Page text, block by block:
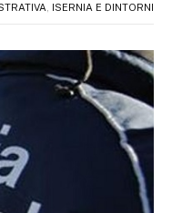
ISERNIA E DINTORNI